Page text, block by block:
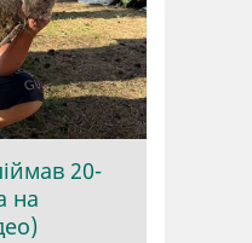
20-
на